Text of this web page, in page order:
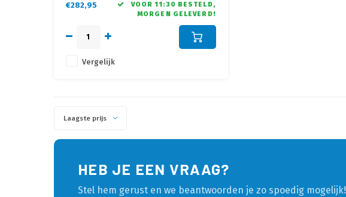
• Eenvoudig benaderbaar dankzij
€282,95
VOOR 11:30 BESTELD,
MORGEN GELEVERD!
Vergelijk
Laagste prijs
HEB JE EEN VRAAG?
Stel hem gerust en we beantwoorden je zo spoedig mogelijk!